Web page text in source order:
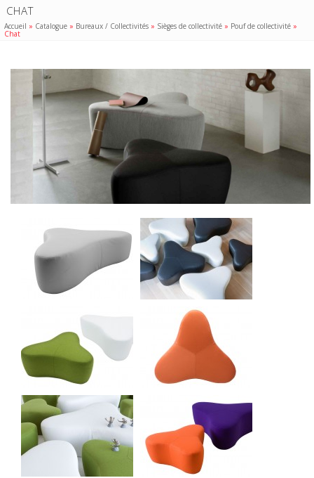
CHAT
Accueil » Catalogue » Bureaux / Collectivités » Sièges de collectivité » Pouf de collectivité »
Chat